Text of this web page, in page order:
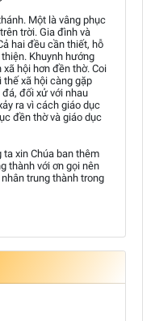
Một là vâng phục
trời. Gia đình và
hai đều cần thiết, hỗ
Khuynh hướng
hội hơn đền thờ. Coi
xã hội càng gặp
đối xử với nhau
ra vì cách giáo dục
đền thờ và giáo dục
xin Chúa ban thêm
thành với ơn gọi nên
trung thành trong